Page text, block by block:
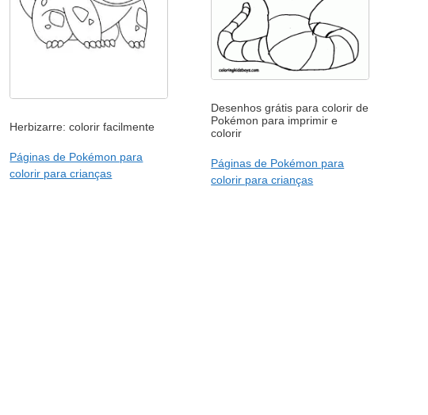
Herbizarre: colorir facilmente
Páginas de Pokémon para
colorir para crianças
Desenhos grátis para colorir de
Pokémon para imprimir e
colorir
Páginas de Pokémon para
colorir para crianças